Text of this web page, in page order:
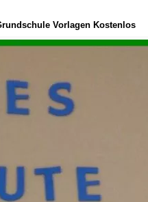
Vorlagen Kostenlos